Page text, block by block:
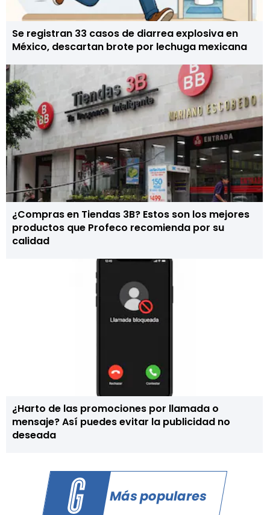
Se registran 33 casos de diarrea explosiva en
México, descartan brote por lechuga mexicana
¿Compras en Tiendas 3B? Estos son los mejores
productos que Profeco recomienda por su
calidad
¿Harto de las promociones por llamada o
mensaje? Así puedes evitar la publicidad no
deseada
Más populares